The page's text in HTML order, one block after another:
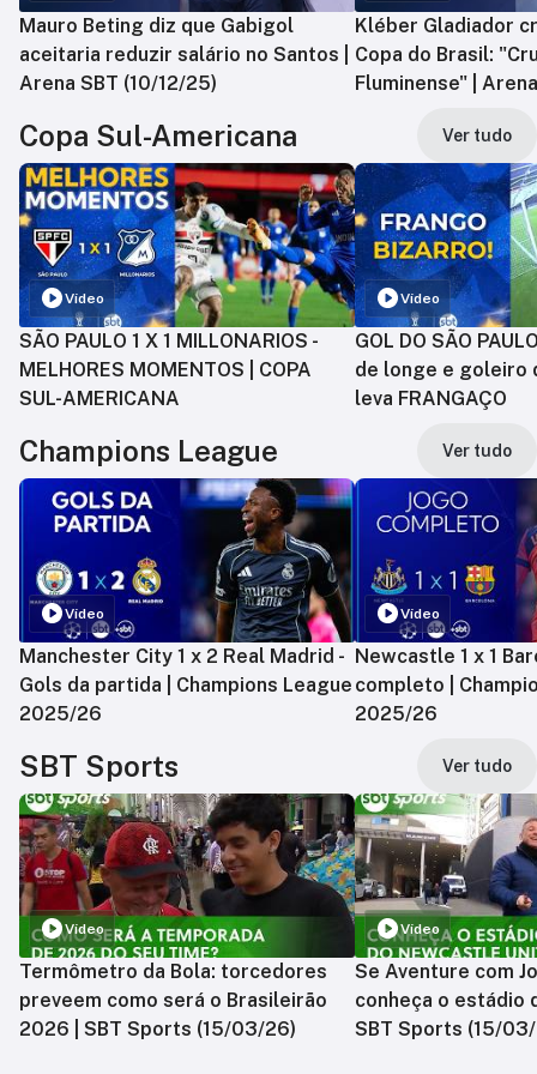
Mauro Beting diz que Gabigol
aceitaria reduzir salário no Santos |
Arena SBT (10/12/25)
Kléber Gladiador
Copa do Brasil:
Fluminense" |
Copa Sul-Americana Ver tudo
Vídeo
SÃO PAULO 1 X 1 MILLONARIOS -
MELHORES MOMENTOS | COPA
SUL-AMERICANA
Vídeo
GOL DO SÃO
de longe e goleiro
leva FRANGAÇO
Champions League Ver tudo
Vídeo
Manchester City 1 x 2 Real Madrid -
Gols da partida | Champions League
2025/26
Vídeo
Newcastle 1 x 1
completo |
2025/26
SBT Sports Ver tudo
Vídeo
Termômetro da Bola: torcedores
preveem como será o Brasileirão
2026 | SBT Sports (15/03/26)
Vídeo
Se Aventure com
conheça o estádio
SBT Sports (15/